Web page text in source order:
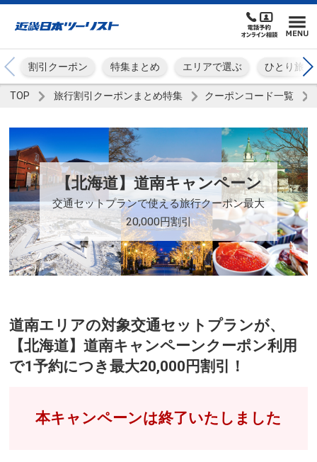
割引クーポン 特集まとめ エリアで選ぶ ひとり旅
TOP 旅行割引クーポンまとめ特集 クーポンコード一覧
【北海道】道南キャンペーン
交通セットプランで使える旅行クーポン最大
20,000円割引
道南エリアの対象交通セットプランが、
【北海道】道南キャンペーンクーポン利用
で1予約につき最大20,000円割引！
本キャンペーンは終了いたしました